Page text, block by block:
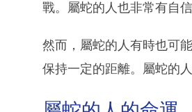
戰。屬蛇的人也非常有自
然而，屬蛇的人有時也可
保持一定的距離。屬蛇的